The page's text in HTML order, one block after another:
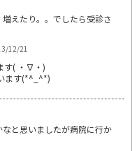
えたり。。でしたら受診さ
12/21
す( ・∇・)
ます(*^_^*)
と思いましたが病院に行か